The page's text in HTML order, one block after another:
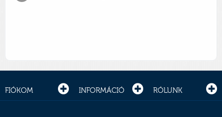
FIÓKOM INFORMÁCIÓ RÓLUNK